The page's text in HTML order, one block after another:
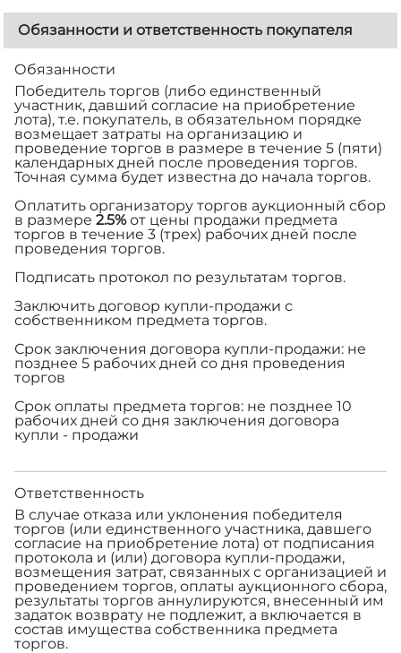
Обязанности и ответственность покупателя
Обязанности
Победитель торгов (либо единственный
участник, давший согласие на приобретение
лота), т.е. покупатель, в обязательном порядке
возмещает затраты на организацию и
проведение торгов в размере в течение 5 (пяти)
календарных дней после проведения торгов.
Точная сумма будет известна до начала торгов.
Оплатить организатору торгов аукционный сбор
в размере 2.5%от цены продажи предмета
торгов в течение 3 (трех) рабочих дней после
проведения торгов.
Подписать протокол по результатам торгов.
Заключить договор купли-продажи с
собственником предмета торгов.
Срок заключения договора купли-продажи: не
позднее 5 рабочих дней со дня проведения
торгов
Срок оплаты предмета торгов: не позднее 10
рабочих дней со дня заключения договора
купли - продажи
Ответственность
В случае отказа или уклонения победителя
торгов (или единственного участника, давшего
согласие на приобретение лота) от подписания
протокола и (или) договора купли-продажи,
возмещения затрат, связанных с организацией и
проведением торгов, оплаты аукционного сбора,
результаты торгов аннулируются, внесенный им
задаток возврату не подлежит, а включается в
состав имущества собственника предмета
торгов.